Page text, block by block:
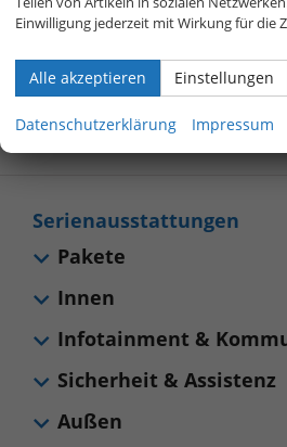
800 40 01 808
Allgemeines
Sonstiges
Serienausstattungen
Pakete
Innen
Infotainment &
Sicherheit & Assistenz
Außen
Einwilligung jederzeit mit Wirkung für die
Alle akzeptieren Einstellungen
Datenschutzerklärung Impressum